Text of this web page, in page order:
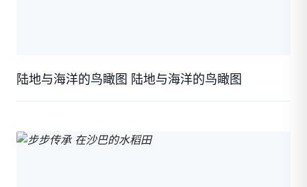
陆地与海洋的鸟瞰图 陆地与海洋的鸟瞰图